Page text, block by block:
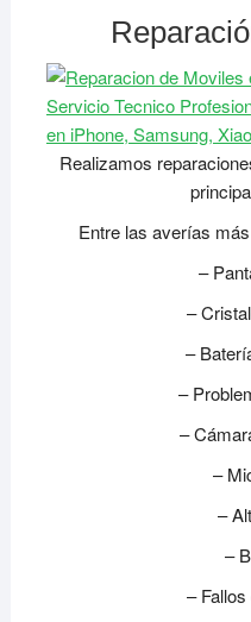
Realizamos
Entre las averías
–
–
–
–
–
–
–
–
–